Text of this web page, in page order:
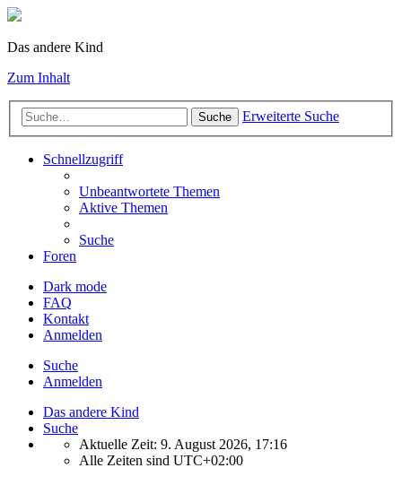
Das andere Kind
Zum Inhalt
Suche Erweiterte Suche
Schnellzugriff
Unbeantwortete Themen
Aktive Themen
Suche
Foren
Dark mode
FAQ
Kontakt
Anmelden
Suche
Anmelden
Das andere Kind
Suche
Aktuelle Zeit: 9. August 2026, 17:16
Alle Zeiten sind UTC+02:00